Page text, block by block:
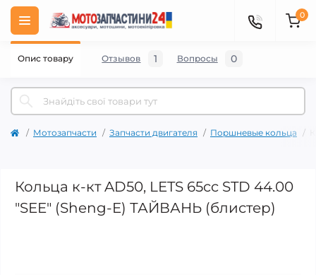
0
Мотозапчасти Запчасти двигателя Поршневые кольца
Кольца к-кт AD50, LETS 65cc STD 44.00
"SEE" (Sheng-E) ТАЙВАНЬ (блистер)
Опис товару Отзывов 1 Вопросы 0